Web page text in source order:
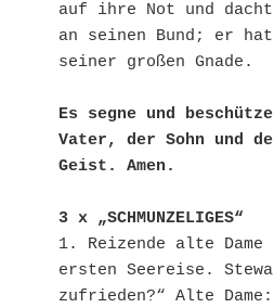
auf ihre Not und
an seinen Bund; er
seiner großen Gnade.
Es segne und
Vater, der Sohn und
Geist. Amen.
3 x „SCHMUNZELIGES“
1. Reizende alte
ersten Seereise.
zufrieden?“ Alte